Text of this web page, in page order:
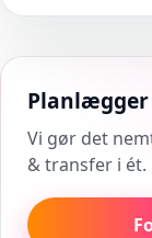
Planlægger
Vi gør det
& transfer i ét.